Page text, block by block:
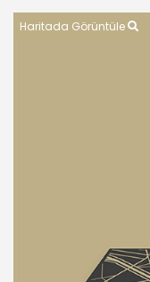
Haritada Görüntüle